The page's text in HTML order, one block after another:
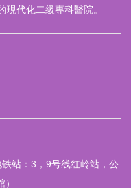
代化二級專科醫院。
站：3，9号线红岭站，公